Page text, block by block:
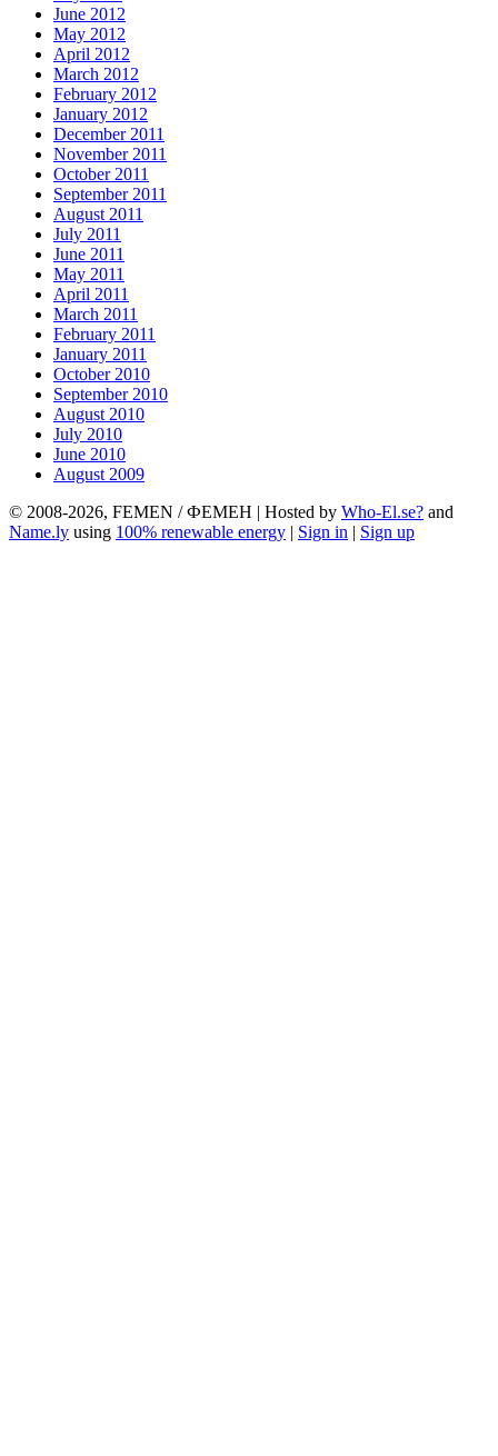
June 2012
May 2012
April 2012
March 2012
February 2012
January 2012
December 2011
November 2011
October 2011
September 2011
August 2011
July 2011
June 2011
May 2011
April 2011
March 2011
February 2011
January 2011
October 2010
September 2010
August 2010
July 2010
June 2010
August 2009
© 2008-2026, FEMEN / ФЕМЕН | Hosted by Who-El.se? and
Name.ly using 100% renewable energy | Sign in | Sign up